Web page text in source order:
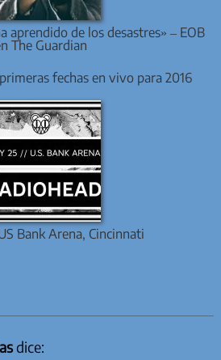
aprendido de los desastres» – EOB
The Guardian
fechas en vivo para 2016
Bank Arena, Cincinnati
dice: